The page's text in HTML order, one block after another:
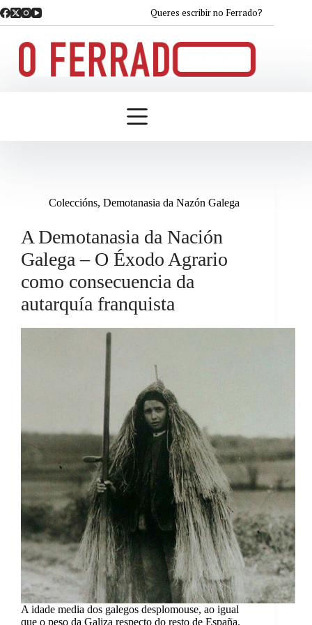
Saltar
ao
Queres escribir no Ferrado?
Coleccións, Demotanasia da Nazón Galega
A Demotanasia da Nación
Galega – O Éxodo Agrario
como consecuencia da
autarquía franquista
A idade media dos galegos desplomouse, ao igual
que o peso da Galiza respecto do resto de España.